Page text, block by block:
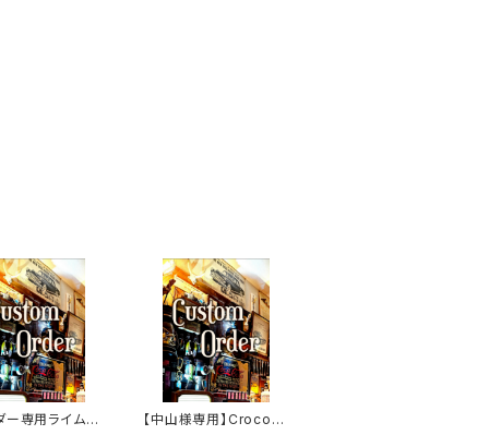
ー専用ライム&
【中山様専用】Crocodi